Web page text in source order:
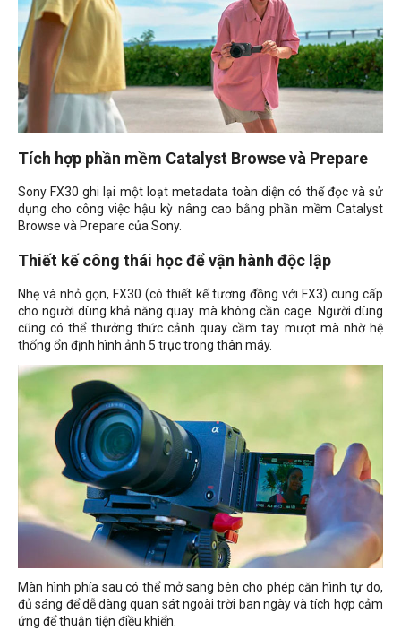
Tích hợp phần mềm Catalyst Browse và Prepare
Sony FX30 ghi lại một loạt metadata toàn diện có thể đọc và sử
dụng cho công việc hậu kỳ nâng cao bằng phần mềm Catalyst
Browse và Prepare của Sony.
Thiết kế công thái học để vận hành độc lập
Nhẹ và nhỏ gọn, FX30 (có thiết kế tương đồng với FX3) cung cấp
cho người dùng khả năng quay mà không cần cage. Người dùng
cũng có thể thưởng thức cảnh quay cầm tay mượt mà nhờ hệ
thống ổn định hình ảnh 5 trục trong thân máy.
Màn hình phía sau có thể mở sang bên cho phép căn hình tự do,
đủ sáng để dễ dàng quan sát ngoài trời ban ngày và tích hợp cảm
ứng để thuận tiện điều khiển.